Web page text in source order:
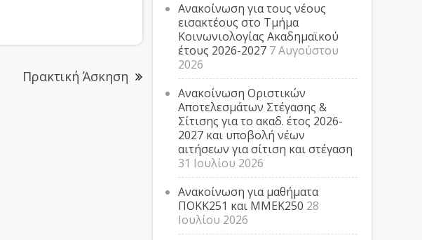
Πρακτική Άσκηση
Ανακοίνωση για τους νέους
εισακτέους στο Τμήμα
Κοινωνιολογίας Ακαδημαϊκού
έτους 2026-2027 7 Αυγούστου
2026
Ανακοίνωση Οριστικών
Αποτελεσμάτων Στέγασης &
Σίτισης για το ακαδ. έτος 2026-
2027 και υποβολή νέων
αιτήσεων για σίτιση και στέγαση
31 Ιουλίου 2026
Ανακοίνωση για μαθήματα
ΠΟΚΚ251 και ΜΜΕΚ250 28
Ιουλίου 2026